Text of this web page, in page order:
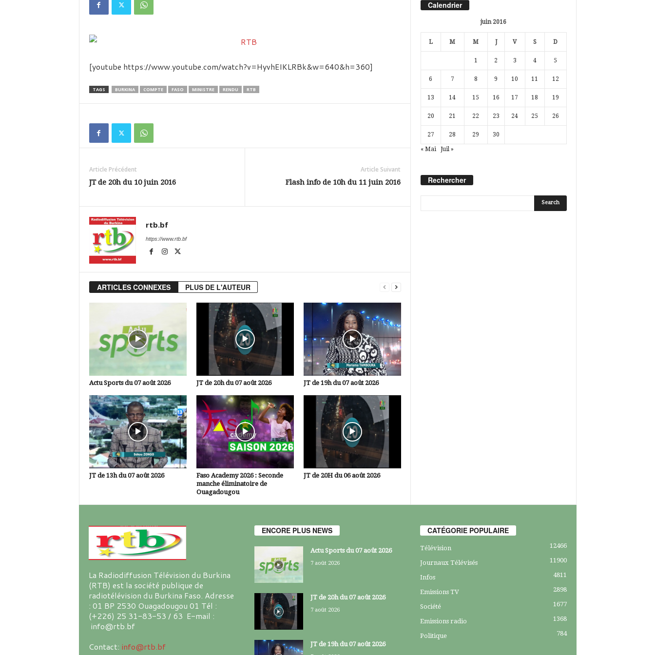
u
[youtube https://www.youtube.com/watch?v=HyvhEIKLRBk&w=640&h=360]
TAGS BURKINA COMPTE FASO MINISTRE RENDU RTB
Article Précédent
JT de 20h du 10 juin 2016
Article Suivant
Flash info de 10h du 11 juin 2016
rtb.bf
https://www.rtb.bf
ARTICLES CONNEXES PLUS DE L'AUTEUR
Actu Sports du 07 août 2026 JT de 20h du 07 août 2026 JT de 19h du 07 août 2026
JT de 13h du 07 août 2026
Faso Academy 2026 : Seconde
manche éliminatoire de
Ouagadougou
JT de 20H du 06 août 2026
Calendrier
juin 2016
L M M J V S D
1 2 3 4 5
6 7 8 9 10 11 12
13 14 15 16 17 18 19
20 21 22 23 24 25 26
27 28 29 30
« Mai Juil »
Rechercher
La Radiodiffusion Télévision du Burkina
(RTB) est la société publique de
radiotélévision du Burkina Faso. Adresse
: 01 BP 2530 Ouagadougou 01 Tél :
(+226) 25 31-83-53 / 63 E-mail :
info@rtb.bf
Contact: info@rtb.bf
ENCORE PLUS NEWS
Actu Sports du 07 août 2026
7 août 2026
JT de 20h du 07 août 2026
7 août 2026
JT de 19h du 07 août 2026
CATÉGORIE POPULAIRE
Télévision 12466
Journaux Télévisés 11900
Infos 4811
Emissions TV 2898
Société 1677
Emissions radio 1368
Politique 784